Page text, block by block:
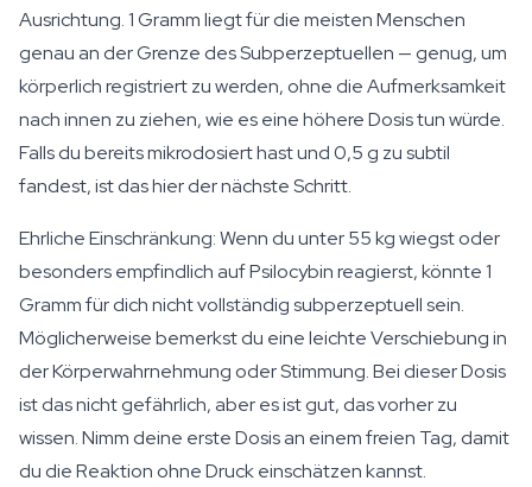
Ausrichtung. 1 Gramm liegt für die meisten Menschen
genau an der Grenze des Subperzeptuellen — genug, um
körperlich registriert zu werden, ohne die Aufmerksamkeit
nach innen zu ziehen, wie es eine höhere Dosis tun würde.
Falls du bereits mikrodosiert hast und 0,5 g zu subtil
fandest, ist das hier der nächste Schritt.
Ehrliche Einschränkung: Wenn du unter 55 kg wiegst oder
besonders empfindlich auf Psilocybin reagierst, könnte 1
Gramm für dich nicht vollständig subperzeptuell sein.
Möglicherweise bemerkst du eine leichte Verschiebung in
der Körperwahrnehmung oder Stimmung. Bei dieser Dosis
ist das nicht gefährlich, aber es ist gut, das vorher zu
wissen. Nimm deine erste Dosis an einem freien Tag, damit
du die Reaktion ohne Druck einschätzen kannst.